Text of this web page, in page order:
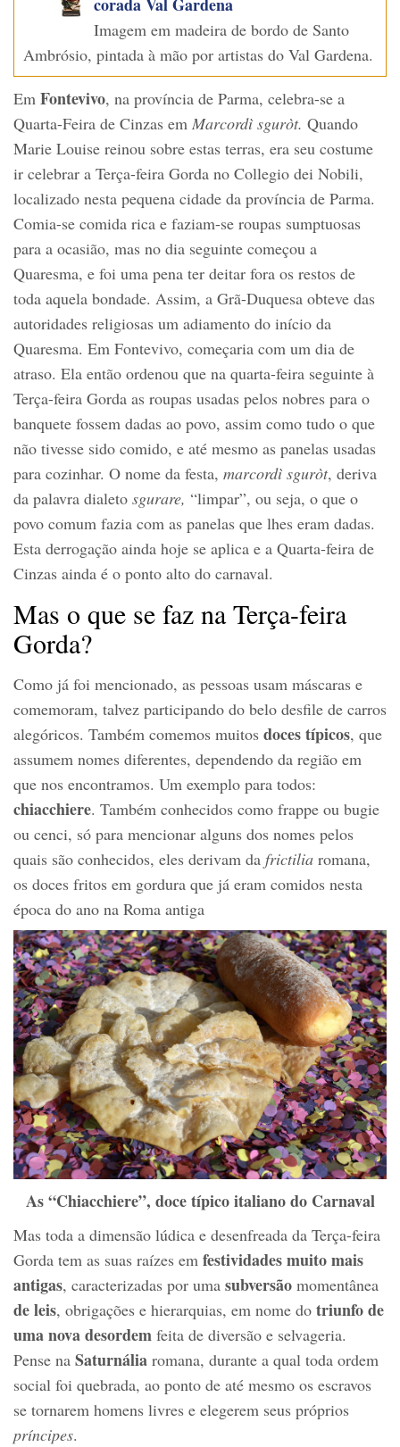
corada Val Gardena
Imagem em madeira de bordo de Santo
Ambrósio, pintada à mão por artistas do Val Gardena.
Em Fontevivo, na província de Parma, celebra-se a
Quarta-Feira de Cinzas em Marcordì sguròt. Quando
Marie Louise reinou sobre estas terras, era seu costume
ir celebrar a Terça-feira Gorda no Collegio dei Nobili,
localizado nesta pequena cidade da província de Parma.
Comia-se comida rica e faziam-se roupas sumptuosas
para a ocasião, mas no dia seguinte começou a
Quaresma, e foi uma pena ter deitar fora os restos de
toda aquela bondade. Assim, a Grã-Duquesa obteve das
autoridades religiosas um adiamento do início da
Quaresma. Em Fontevivo, começaria com um dia de
atraso. Ela então ordenou que na quarta-feira seguinte à
Terça-feira Gorda as roupas usadas pelos nobres para o
banquete fossem dadas ao povo, assim como tudo o que
não tivesse sido comido, e até mesmo as panelas usadas
para cozinhar. O nome da festa, marcordì sguròt, deriva
da palavra dialeto sgurare, “limpar”, ou seja, o que o
povo comum fazia com as panelas que lhes eram dadas.
Esta derrogação ainda hoje se aplica e a Quarta-feira de
Cinzas ainda é o ponto alto do carnaval.
Mas o que se faz na Terça-feira
Gorda?
Como já foi mencionado, as pessoas usam máscaras e
comemoram, talvez participando do belo desfile de carros
alegóricos. Também comemos muitos doces típicos, que
assumem nomes diferentes, dependendo da região em
que nos encontramos. Um exemplo para todos:
chiacchiere. Também conhecidos como frappe ou bugie
ou cenci, só para mencionar alguns dos nomes pelos
quais são conhecidos, eles derivam da frictilia romana,
os doces fritos em gordura que já eram comidos nesta
época do ano na Roma antiga
As “Chiacchiere”, doce típico italiano do Carnaval
Mas toda a dimensão lúdica e desenfreada da Terça-feira
Gorda tem as suas raízes em festividades muito mais
antigas, caracterizadas por uma subversão momentânea
de leis, obrigações e hierarquias, em nome do triunfo de
uma nova desordem feita de diversão e selvageria.
Pense na Saturnália romana, durante a qual toda ordem
social foi quebrada, ao ponto de até mesmo os escravos
se tornarem homens livres e elegerem seus próprios
príncipes.